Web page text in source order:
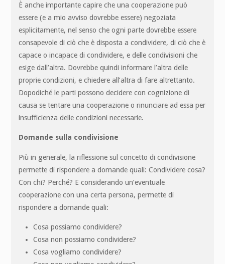
È anche importante capire che una cooperazione può
essere (e a mio avviso dovrebbe essere) negoziata
esplicitamente, nel senso che ogni parte dovrebbe essere
consapevole di ciò che è disposta a condividere, di ciò che è
capace o incapace di condividere, e delle condivisioni che
esige dall’altra. Dovrebbe quindi informare l’altra delle
proprie condizioni, e chiedere all’altra di fare altrettanto.
Dopodiché le parti possono decidere con cognizione di
causa se tentare una cooperazione o rinunciare ad essa per
insufficienza delle condizioni necessarie.
Domande sulla condivisione
Più in generale, la riflessione sul concetto di condivisione
permette di rispondere a domande quali: Condividere cosa?
Con chi? Perché? E considerando un’eventuale
cooperazione con una certa persona, permette di
rispondere a domande quali:
Cosa possiamo condividere?
Cosa non possiamo condividere?
Cosa vogliamo condividere?